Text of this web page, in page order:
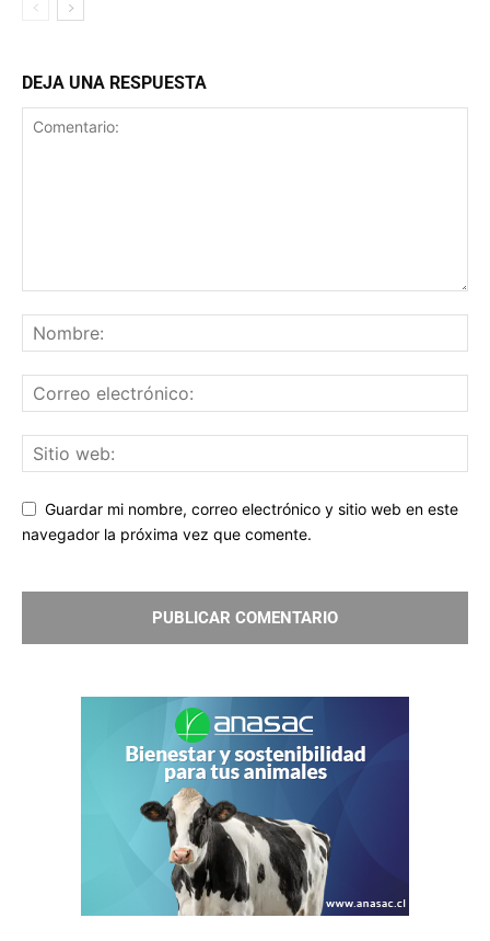
DEJA UNA RESPUESTA
Guardar mi nombre, correo electrónico y sitio web en este
navegador la próxima vez que comente.